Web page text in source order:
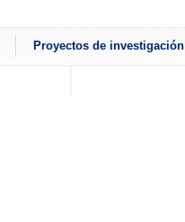
Proyectos de investigación